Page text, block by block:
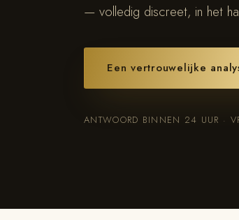
— volledig discreet, in het
Een vertrouwelijke
ANTWOORD BINNEN 24 UUR ·